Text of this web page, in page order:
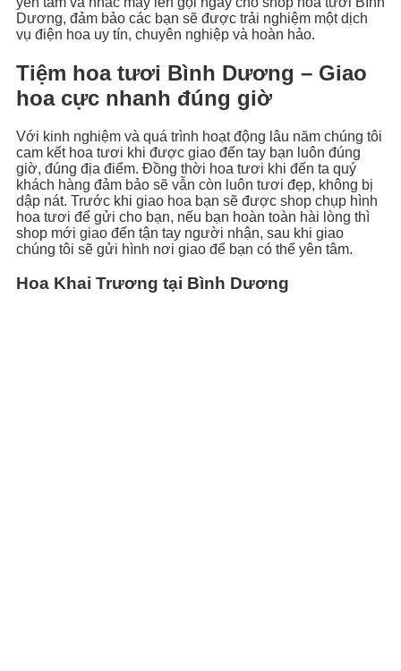
Dương, đảm bảo các bạn sẽ được trải nghiệm một dịch
vụ điện hoa uy tín, chuyên nghiệp và hoàn hảo.
Tiệm hoa tươi Bình Dương – Giao
hoa cực nhanh đúng giờ
Với kinh nghiệm và quá trình hoạt động lâu năm chúng tôi
cam kết hoa tươi khi được giao đến tay bạn luôn đúng
giờ, đúng địa điểm. Đồng thời hoa tươi khi đến ta quý
khách hàng đảm bảo sẽ vẫn còn luôn tươi đẹp, không bị
dập nát. Trước khi giao hoa bạn sẽ được shop chụp hình
hoa tươi để gửi cho bạn, nếu bạn hoàn toàn hài lòng thì
shop mới giao đến tận tay người nhận, sau khi giao
chúng tôi sẽ gửi hình nơi giao để bạn có thể yên tâm.
Hoa Khai Trương tại Bình Dương